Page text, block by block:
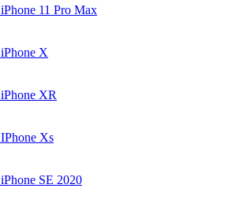
iPhone 11 Pro Max
iPhone X
iPhone XR
IPhone Xs
iPhone SE 2020